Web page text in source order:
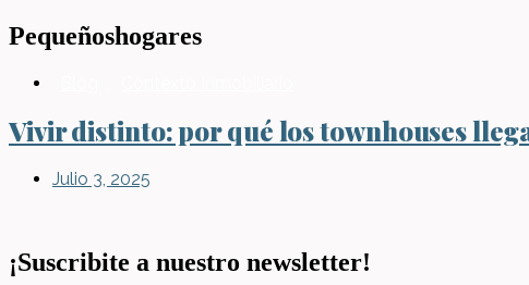
Pequeñoshogares
Vivir distinto: por qué los townhouses
Julio 3, 2025
¡Suscribite a nuestro newsletter!